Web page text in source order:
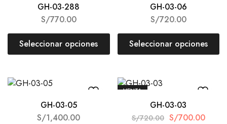
GH-03-288
S/770.00
Seleccionar opciones
GH-03-06
S/720.00
Seleccionar opciones
GH-03-05
S/1,400.00
VENTA
GH-03-03
S/720.00 S/700.00